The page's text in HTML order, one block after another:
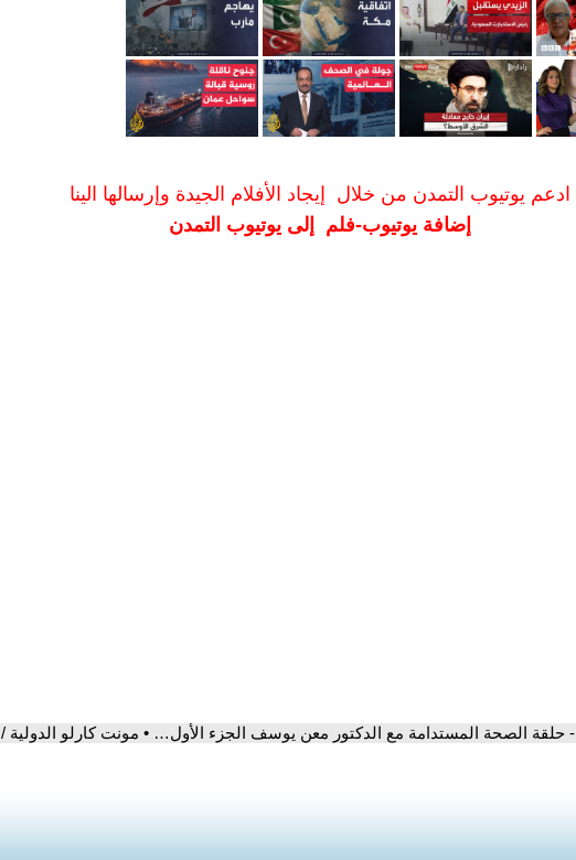
ادعم يوتيوب التمدن من خلال إيجاد الأفلام الجيدة وإرسالها الينا
إضافة يوتيوب-فلم إلى يوتيوب التمدن
- حلقة الصحة المستدامة مع الدكتور معن يوسف الجزء الأول… • مونت كارلو الدولية / MCD